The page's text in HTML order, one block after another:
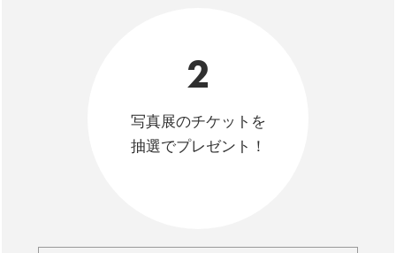
2
写真展のチケットを
抽選でプレゼント！